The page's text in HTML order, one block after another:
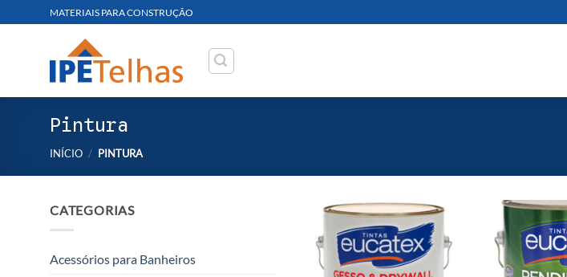
to
MATERIAIS PARA CONSTRUÇÃO
Pintura
INÍCIO / PINTURA
CATEGORIAS
Acessórios para Banheiros